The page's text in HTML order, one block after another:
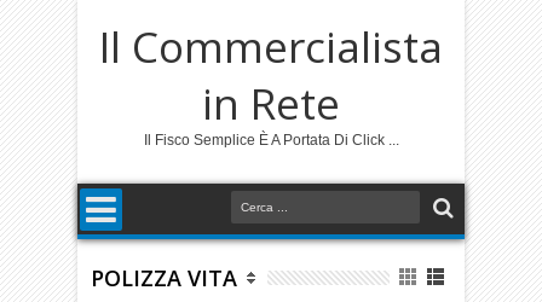
Il Commercialista
in Rete
Il Fisco Semplice È A Portata Di Click ...
POLIZZA VITA